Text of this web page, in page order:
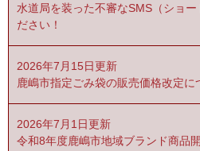
水道局を装った不審なSMS（ショ
ださい！
2026年7月15日更新
鹿嶋市指定ごみ袋の販売価格改定に
2026年7月1日更新
令和8年度鹿嶋市地域ブランド商品